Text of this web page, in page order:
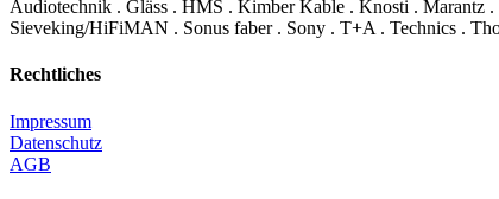
Audiotechnik . Gläss . HMS . Kimber Kable . Knosti . Marantz
Sieveking/HiFiMAN . Sonus faber . Sony . T+A . Technics .
Rechtliches
Impressum
Datenschutz
AGB